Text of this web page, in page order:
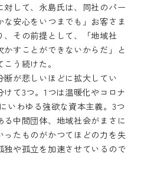
対して、永島氏は、同社のパー
安心をいつまでも」お客さま
、その前提として、「地域社
すことができないからだ」と
う続けた。
断が悲しいほどに拡大してい
て3つ。1つは温暖化やコロナ
いわゆる強欲な資本主義。3つ
る中間団体、地域社会がまさに
ったものがかつてほどの力を失
独や孤立を加速させているので